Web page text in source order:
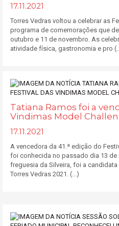
17.11.2021
Torres Vedras voltou a celebrar as
programa de comemorações que
outubro e 11 de novembro. As
atividade física, gastronomia e pro
Tatiana Ramos foi a
Vindimas Model
17.11.2021
A vencedora da 41.ª edição do
foi conhecida no passado dia 13 de
freguesia da Silveira, foi a
Torres Vedras 2021. (...)